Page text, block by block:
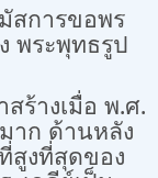
สการขอพร
พระพุทธรูป
สร้างเมื่อ พ.ศ.
าก ด้านหลัง
สูงที่สุดของ